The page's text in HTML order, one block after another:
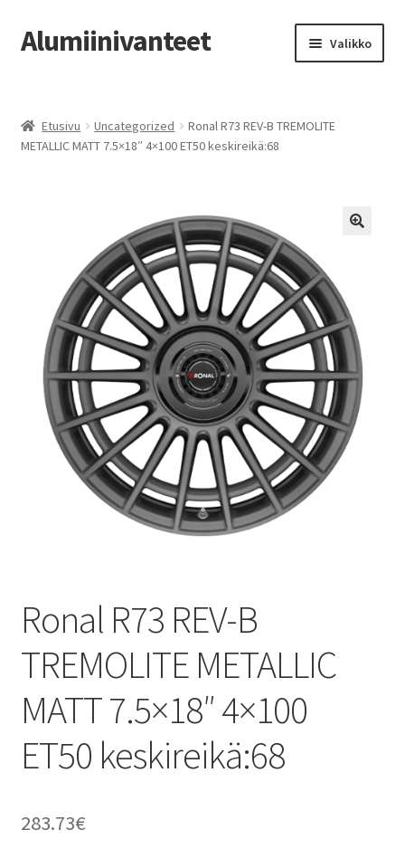
Siirry
navigointiin
Siirry
sisältöön
Alumiinivanteet Valikko
Kauppa
Vanteiden osto-opas
Auton renkaat
Yhteystiedot
Etusivu Uncategorized
Ronal R73 REV-B TREMOLITE
METALLIC MATT 7.5×18″ 4×100 ET50 keskireikä:68
Ronal R73 REV-B
TREMOLITE METALLIC
MATT 7.5×18″ 4×100
ET50 keskireikä:68
283.73€